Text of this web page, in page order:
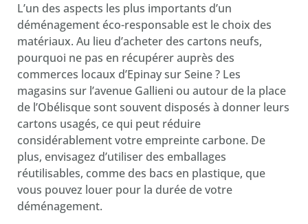
L’un des aspects les plus importants d’un
déménagement éco-responsable est le choix des
matériaux. Au lieu d’acheter des cartons neufs,
pourquoi ne pas en récupérer auprès des
commerces locaux d’Epinay sur Seine ? Les
magasins sur l’avenue Gallieni ou autour de la place
de l’Obélisque sont souvent disposés à donner leurs
cartons usagés, ce qui peut réduire
considérablement votre empreinte carbone. De
plus, envisagez d’utiliser des emballages
réutilisables, comme des bacs en plastique, que
vous pouvez louer pour la durée de votre
déménagement.